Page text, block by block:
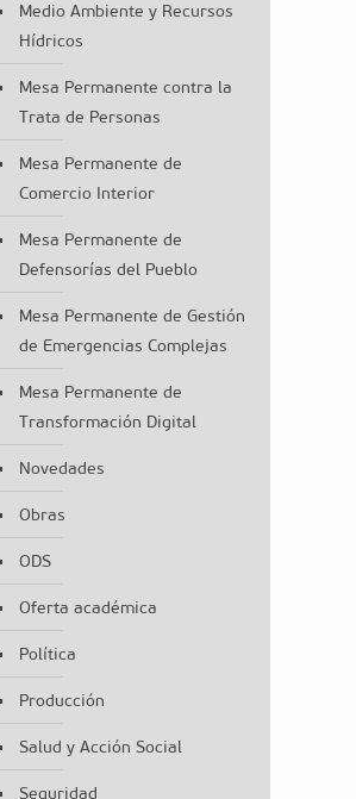
Medio Ambiente y Recursos
Hídricos
Mesa Permanente contra la
Trata de Personas
Mesa Permanente de
Comercio Interior
Mesa Permanente de
Defensorías del Pueblo
Mesa Permanente de Gestión
de Emergencias Complejas
Mesa Permanente de
Transformación Digital
Novedades
Obras
ODS
Oferta académica
Política
Producción
Salud y Acción Social
Seguridad